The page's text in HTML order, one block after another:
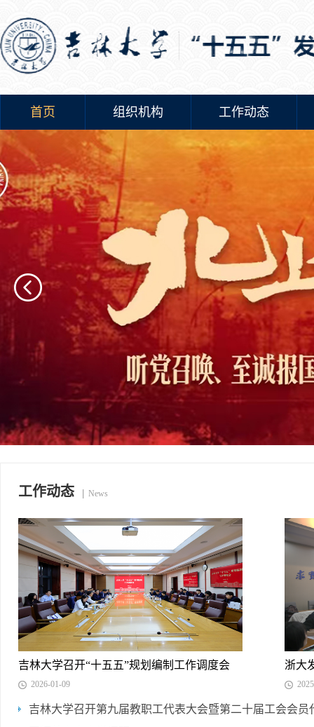
首页 组织机构 工作动态
工作动态 News
吉林大学召开“十五五”规划编制工作调度会
2026-01-09
浙大
吉林大学召开第九届教职工代表大会暨第二十届工会会员